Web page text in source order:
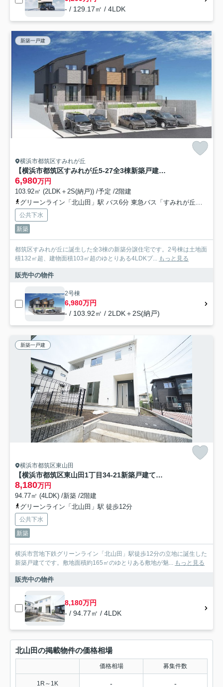
- / 129.17㎡ / 4LDK
新築一戸建
横浜市都筑区すみれが丘
【横浜市都筑区すみれが丘5-27全3棟新築戸建て】★仲介手数料無料★（すみれが丘小学校・中川西中学校）
6,980万円
103.92㎡ (2LDK＋2S(納戸)) /予定 /2階建
グリーンライン「北山田」駅 バス6分 東急バス「すみれが丘公園」 停歩3分
公共下水
新築
都筑区すみれが丘に誕生した全3棟の新築分譲住宅です。2号棟は土地面
積132㎡超、建物面積103㎡超のゆとりある4LDKプ... もっと見る
販売中の物件
2号棟
6,980万円
- / 103.92㎡ / 2LDK＋2S(納戸)
新築一戸建
横浜市都筑区東山田
【横浜市都筑区東山田1丁目34-21新築戸建て】★仲介手数料無料★（東山田小学校・東山田中学校）
8,180万円
94.77㎡ (4LDK) /新築 /2階建
グリーンライン「北山田」駅 徒歩12分
公共下水
新築
横浜市営地下鉄グリーンライン「北山田」駅徒歩12分の立地に誕生した
新築戸建てです。敷地面積約165㎡のゆとりある敷地が魅... もっと見る
販売中の物件
8,180万円
- / 94.77㎡ / 4LDK
北山田の掲載物件の価格相場
価格相場 募集件数
1R～1K - -